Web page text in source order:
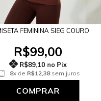
FEMININA SIEG COURO
R$99,00
R$89,10 no Pix
8x de R$12,38sem juros
COMPRAR